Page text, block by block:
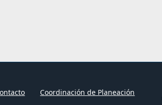
Coordinación de Planeación